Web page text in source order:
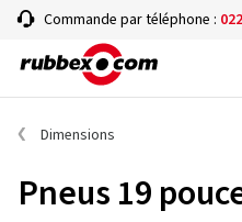
Commande par téléphone :
Dimensions
Pneus 19